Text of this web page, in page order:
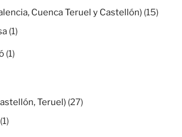
Cuenca Teruel y Castellón) (15)
(1)
(1)
Teruel) (27)
(1)